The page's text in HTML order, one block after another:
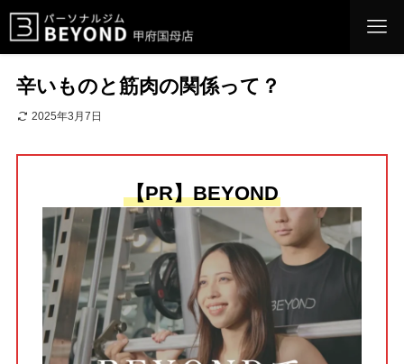
辛いものと筋肉の関係って？
2025年3月7日
【PR】BEYOND